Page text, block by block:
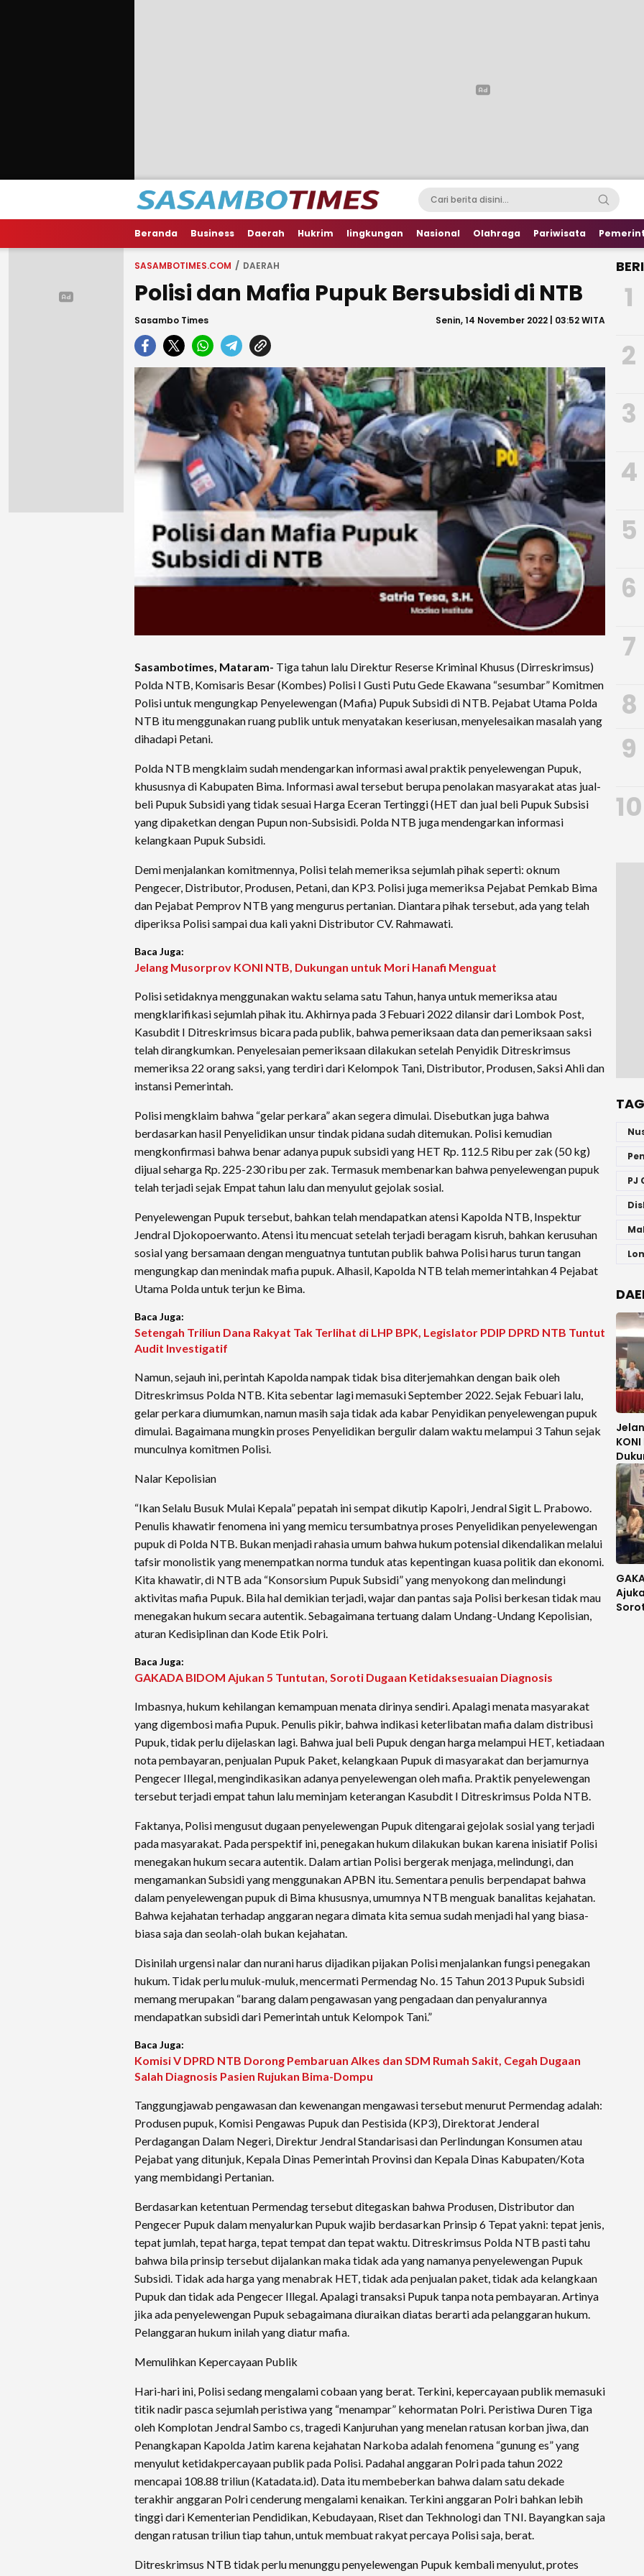
Beranda Business Daerah Hukrim lingkungan Nasional Olahraga Pariwisata
SASAMBOTIMES.COM DAERAH
Polisi dan Mafia Pupuk Bersubsidi di NTB
Sasambo Times Senin, 14 November 2022 | 03:52 WITA
Sasambotimes, Mataram- Tiga tahun lalu Direktur Reserse Kriminal Khusus (Dirreskrimsus)
Polda NTB, Komisaris Besar (Kombes) Polisi I Gusti Putu Gede Ekawana “sesumbar” Komitmen
Polisi untuk mengungkap Penyelewengan (Mafia) Pupuk Subsidi di NTB. Pejabat Utama Polda
NTB itu menggunakan ruang publik untuk menyatakan keseriusan, menyelesaikan masalah yang
dihadapi Petani.
Polda NTB mengklaim sudah mendengarkan informasi awal praktik penyelewengan Pupuk,
khususnya di Kabupaten Bima. Informasi awal tersebut berupa penolakan masyarakat atas jual-
beli Pupuk Subsidi yang tidak sesuai Harga Eceran Tertinggi (HET dan jual beli Pupuk Subsisi
yang dipaketkan dengan Pupun non-Subsisidi. Polda NTB juga mendengarkan informasi
kelangkaan Pupuk Subsidi.
Demi menjalankan komitmennya, Polisi telah memeriksa sejumlah pihak seperti: oknum
Pengecer, Distributor, Produsen, Petani, dan KP3. Polisi juga memeriksa Pejabat Pemkab Bima
dan Pejabat Pemprov NTB yang mengurus pertanian. Diantara pihak tersebut, ada yang telah
diperiksa Polisi sampai dua kali yakni Distributor CV. Rahmawati.
Baca Juga:
Jelang Musorprov KONI NTB, Dukungan untuk Mori Hanafi Menguat
Polisi setidaknya menggunakan waktu selama satu Tahun, hanya untuk memeriksa atau
mengklarifikasi sejumlah pihak itu. Akhirnya pada 3 Febuari 2022 dilansir dari Lombok Post,
Kasubdit I Ditreskrimsus bicara pada publik, bahwa pemeriksaan data dan pemeriksaan saksi
telah dirangkumkan. Penyelesaian pemeriksaan dilakukan setelah Penyidik Ditreskrimsus
memeriksa 22 orang saksi, yang terdiri dari Kelompok Tani, Distributor, Produsen, Saksi Ahli dan
instansi Pemerintah.
Polisi mengklaim bahwa “gelar perkara” akan segera dimulai. Disebutkan juga bahwa
berdasarkan hasil Penyelidikan unsur tindak pidana sudah ditemukan. Polisi kemudian
mengkonfirmasi bahwa benar adanya pupuk subsidi yang HET Rp. 112.5 Ribu per zak (50 kg)
dijual seharga Rp. 225-230 ribu per zak. Termasuk membenarkan bahwa penyelewengan pupuk
telah terjadi sejak Empat tahun lalu dan menyulut gejolak sosial.
Penyelewengan Pupuk tersebut, bahkan telah mendapatkan atensi Kapolda NTB, Inspektur
Jendral Djokopoerwanto. Atensi itu mencuat setelah terjadi beragam kisruh, bahkan kerusuhan
sosial yang bersamaan dengan menguatnya tuntutan publik bahwa Polisi harus turun tangan
mengungkap dan menindak mafia pupuk. Alhasil, Kapolda NTB telah memerintahkan 4 Pejabat
Utama Polda untuk terjun ke Bima.
Baca Juga:
Setengah Triliun Dana Rakyat Tak Terlihat di LHP BPK, Legislator PDIP DPRD NTB Tuntut
Audit Investigatif
Namun, sejauh ini, perintah Kapolda nampak tidak bisa diterjemahkan dengan baik oleh
Ditreskrimsus Polda NTB. Kita sebentar lagi memasuki September 2022. Sejak Febuari lalu,
gelar perkara diumumkan, namun masih saja tidak ada kabar Penyidikan penyelewengan pupuk
dimulai. Bagaimana mungkin proses Penyelidikan bergulir dalam waktu melampui 3 Tahun sejak
munculnya komitmen Polisi.
Nalar Kepolisian
“Ikan Selalu Busuk Mulai Kepala” pepatah ini sempat dikutip Kapolri, Jendral Sigit L. Prabowo.
Penulis khawatir fenomena ini yang memicu tersumbatnya proses Penyelidikan penyelewengan
pupuk di Polda NTB. Bukan menjadi rahasia umum bahwa hukum potensial dikendalikan melalui
tafsir monolistik yang menempatkan norma tunduk atas kepentingan kuasa politik dan ekonomi.
Kita khawatir, di NTB ada “Konsorsium Pupuk Subsidi” yang menyokong dan melindungi
aktivitas mafia Pupuk. Bila hal demikian terjadi, wajar dan pantas saja Polisi berkesan tidak mau
menegakan hukum secara autentik. Sebagaimana tertuang dalam Undang-Undang Kepolisian,
aturan Kedisiplinan dan Kode Etik Polri.
Baca Juga:
GAKADA BIDOM Ajukan 5 Tuntutan, Soroti Dugaan Ketidaksesuaian Diagnosis
Imbasnya, hukum kehilangan kemampuan menata dirinya sendiri. Apalagi menata masyarakat
yang digembosi mafia Pupuk. Penulis pikir, bahwa indikasi keterlibatan mafia dalam distribusi
Pupuk, tidak perlu dijelaskan lagi. Bahwa jual beli Pupuk dengan harga melampui HET, ketiadaan
nota pembayaran, penjualan Pupuk Paket, kelangkaan Pupuk di masyarakat dan berjamurnya
Pengecer Illegal, mengindikasikan adanya penyelewengan oleh mafia. Praktik penyelewengan
tersebut terjadi empat tahun lalu meminjam keterangan Kasubdit I Ditreskrimsus Polda NTB.
Faktanya, Polisi mengusut dugaan penyelewengan Pupuk ditengarai gejolak sosial yang terjadi
pada masyarakat. Pada perspektif ini, penegakan hukum dilakukan bukan karena inisiatif Polisi
menegakan hukum secara autentik. Dalam artian Polisi bergerak menjaga, melindungi, dan
mengamankan Subsidi yang menggunakan APBN itu. Sementara penulis berpendapat bahwa
dalam penyelewengan pupuk di Bima khususnya, umumnya NTB menguak banalitas kejahatan.
Bahwa kejahatan terhadap anggaran negara dimata kita semua sudah menjadi hal yang biasa-
biasa saja dan seolah-olah bukan kejahatan.
Disinilah urgensi nalar dan nurani harus dijadikan pijakan Polisi menjalankan fungsi penegakan
hukum. Tidak perlu muluk-muluk, mencermati Permendag No. 15 Tahun 2013 Pupuk Subsidi
memang merupakan “barang dalam pengawasan yang pengadaan dan penyalurannya
mendapatkan subsidi dari Pemerintah untuk Kelompok Tani.”
Baca Juga:
Komisi V DPRD NTB Dorong Pembaruan Alkes dan SDM Rumah Sakit, Cegah Dugaan
Salah Diagnosis Pasien Rujukan Bima-Dompu
Tanggungjawab pengawasan dan kewenangan mengawasi tersebut menurut Permendag adalah:
Produsen pupuk, Komisi Pengawas Pupuk dan Pestisida (KP3), Direktorat Jenderal
Perdagangan Dalam Negeri, Direktur Jendral Standarisasi dan Perlindungan Konsumen atau
Pejabat yang ditunjuk, Kepala Dinas Pemerintah Provinsi dan Kepala Dinas Kabupaten/Kota
yang membidangi Pertanian.
Berdasarkan ketentuan Permendag tersebut ditegaskan bahwa Produsen, Distributor dan
Pengecer Pupuk dalam menyalurkan Pupuk wajib berdasarkan Prinsip 6 Tepat yakni: tepat jenis,
tepat jumlah, tepat harga, tepat tempat dan tepat waktu. Ditreskrimsus Polda NTB pasti tahu
bahwa bila prinsip tersebut dijalankan maka tidak ada yang namanya penyelewengan Pupuk
Subsidi. Tidak ada harga yang menabrak HET, tidak ada penjualan paket, tidak ada kelangkaan
Pupuk dan tidak ada Pengecer Illegal. Apalagi transaksi Pupuk tanpa nota pembayaran. Artinya
jika ada penyelewengan Pupuk sebagaimana diuraikan diatas berarti ada pelanggaran hukum.
Pelanggaran hukum inilah yang diatur mafia.
Memulihkan Kepercayaan Publik
Hari-hari ini, Polisi sedang mengalami cobaan yang berat. Terkini, kepercayaan publik memasuki
titik nadir pasca sejumlah peristiwa yang “menampar” kehormatan Polri. Peristiwa Duren Tiga
oleh Komplotan Jendral Sambo cs, tragedi Kanjuruhan yang menelan ratusan korban jiwa, dan
Penangkapan Kapolda Jatim karena kejahatan Narkoba adalah fenomena “gunung es” yang
menyulut ketidakpercayaan publik pada Polisi. Padahal anggaran Polri pada tahun 2022
mencapai 108.88 triliun (Katadata.id). Data itu membeberkan bahwa dalam satu dekade
terakhir anggaran Polri cenderung mengalami kenaikan. Terkini anggaran Polri bahkan lebih
tinggi dari Kementerian Pendidikan, Kebudayaan, Riset dan Tekhnologi dan TNI. Bayangkan saja
dengan ratusan triliun tiap tahun, untuk membuat rakyat percaya Polisi saja, berat.
Ditreskrimsus NTB tidak perlu menunggu penyelewengan Pupuk kembali menyulut, protes
1
2
3
4
5
6
7
8
9
10
PJ
KONI
Mori